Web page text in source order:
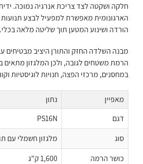
חלקה ושקטה לצד צריכת אנרגיה נמוכה.
הארגונומית מאפשרת למפעיל לבצע
הורדה ושינוע המטען תוך שליטה מלאה בכלי.
מבנה השלדה החזק והתורן היציב מבטיחים
הרמת משטחים לגובה, ולכן המלגזון מתאים
במחסנים, מרכזי הפצה, חנויות לוגיסטיות
מאפיין
נתון
דגם
PS16N
סוג
מלגזון חשמלי עם
כושר הרמה
1,600 ק"ג